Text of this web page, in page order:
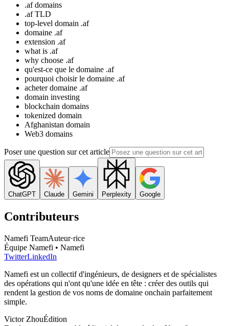
.af domains
.af TLD
top-level domain .af
domaine .af
extension .af
what is .af
why choose .af
qu'est-ce que le domaine .af
pourquoi choisir le domaine .af
acheter domaine .af
domain investing
blockchain domains
tokenized domain
Afghanistan domain
Web3 domains
Poser une question sur cet article
ChatGPT Claude Gemini Perplexity Google
Contributeurs
Namefi TeamAuteur·rice
Équipe Namefi • Namefi
TwitterLinkedIn
Namefi est un collectif d'ingénieurs, de designers et de spécialistes
des opérations qui n'ont qu'une idée en tête : créer des outils qui
rendent la gestion de vos noms de domaine onchain parfaitement
simple.
Victor ZhouÉdition